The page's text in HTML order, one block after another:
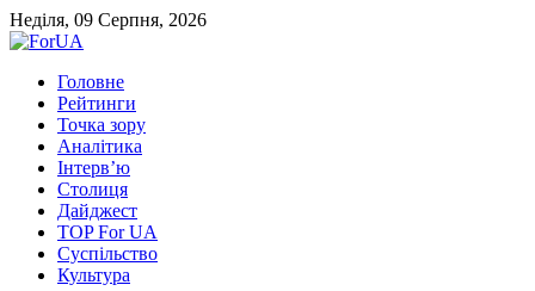
Неділя, 09 Серпня, 2026
Головне
Рейтинги
Точка зору
Аналітика
Інтерв’ю
Столиця
Дайджест
TOP For UA
Суспiльство
Культура